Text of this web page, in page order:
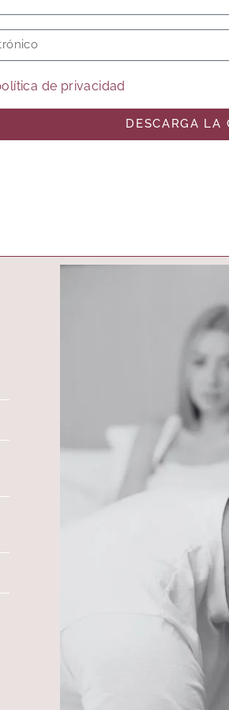
de privacidad
DESCARGA LA